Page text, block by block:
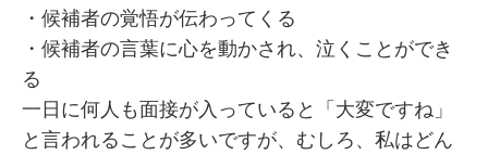
・候補者の覚悟が伝わってくる
・候補者の言葉に心を動かされ、泣くことができ
る
一日に何人も面接が入っていると「大変ですね」
と言われることが多いですが、むしろ、私はどん